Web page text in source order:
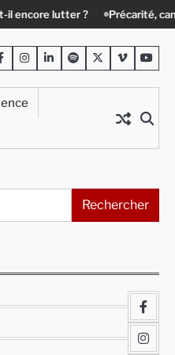
? Précarité, canicule,
Instagram
LinkedInSpotifyTwitterViméo
Rechercher